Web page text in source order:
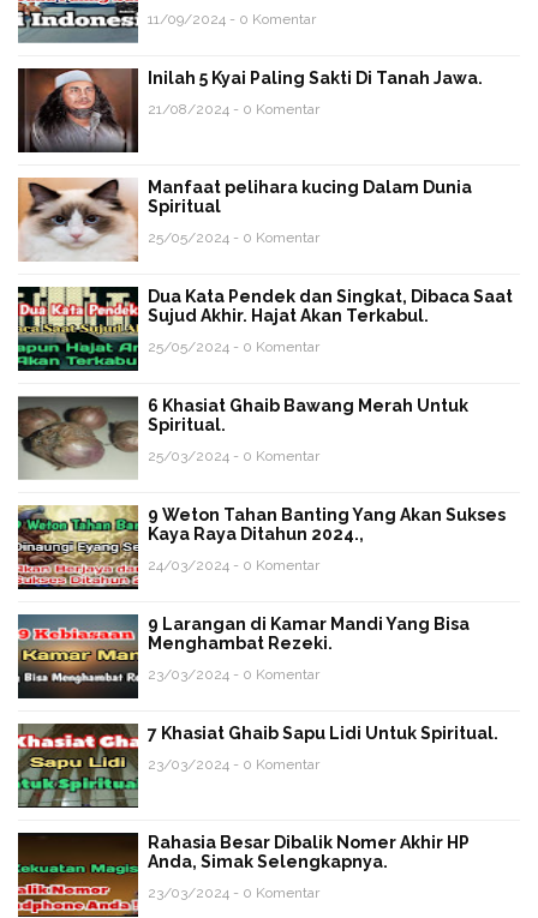
11/09/2024 - 0 Komentar
Inilah 5 Kyai Paling Sakti Di Tanah Jawa.
21/08/2024 - 0 Komentar
Manfaat pelihara kucing Dalam Dunia
Spiritual
25/05/2024 - 0 Komentar
Dua Kata Pendek dan Singkat, Dibaca Saat
Sujud Akhir. Hajat Akan Terkabul.
25/05/2024 - 0 Komentar
6 Khasiat Ghaib Bawang Merah Untuk
Spiritual.
25/03/2024 - 0 Komentar
9 Weton Tahan Banting Yang Akan Sukses
Kaya Raya Ditahun 2024.,
24/03/2024 - 0 Komentar
9 Larangan di Kamar Mandi Yang Bisa
Menghambat Rezeki.
23/03/2024 - 0 Komentar
7 Khasiat Ghaib Sapu Lidi Untuk Spiritual.
23/03/2024 - 0 Komentar
Rahasia Besar Dibalik Nomer Akhir HP
Anda, Simak Selengkapnya.
23/03/2024 - 0 Komentar